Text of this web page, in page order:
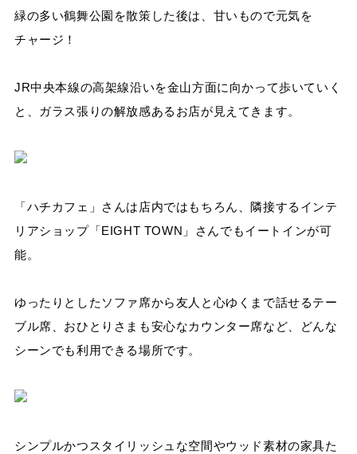
緑の多い鶴舞公園を散策した後は、甘いもので元気を
チャージ！
JR中央本線の高架線沿いを金山方面に向かって歩いていく
と、ガラス張りの解放感あるお店が見えてきます。
「ハチカフェ」さんは店内ではもちろん、隣接するインテ
リアショップ「EIGHT TOWN」さんでもイートインが可
能。
ゆったりとしたソファ席から友人と心ゆくまで話せるテー
ブル席、おひとりさまも安心なカウンター席など、どんな
シーンでも利用できる場所です。
シンプルかつスタイリッシュな空間やウッド素材の家具た